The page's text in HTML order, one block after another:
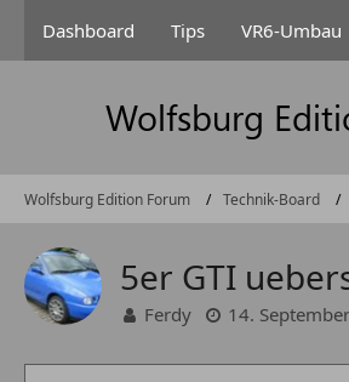
Dashboard Tips VR6-Umbau
Wolfsburg Edition Forum Technik-Board
5er GTI
Ferdy 14.